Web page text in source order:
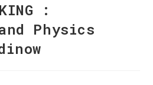
:
Physics